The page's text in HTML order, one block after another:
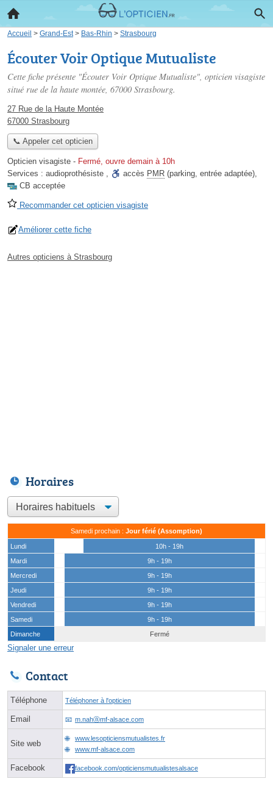
Accueil > Grand-Est> Bas-Rhin > Strasbourg
Écouter Voir Optique Mutualiste
Cette fiche présente "Écouter Voir Optique Mutualiste", opticien visagiste
situé rue de la haute montée, 67000 Strasbourg.
27 Rue de la Haute Montée
67000 Strasbourg
📞 Appeler cet opticien
Opticien visagiste - Fermé, ouvre demain à 10h
Services : audioprothésiste , accès PMR (parking, entrée adaptée),
CB acceptée
Recommander cet opticien visagiste
Améliorer cette fiche
Autres opticiens à Strasbourg
Horaires
Samedi prochain : Jour férié (Assomption)
Lundi
10h - 19h
Mardi
9h - 19h
Mercredi
9h - 19h
Jeudi
9h - 19h
Vendredi
9h - 19h
Samedi
9h - 19h
Dimanche
Fermé
Signaler une erreur
Contact
Téléphone Téléphoner à l'opticien
Email m.nahⓐmf-alsace.com
Site web
www.lesopticiensmutualistes.fr
www.mf-alsace.com
Facebook facebook.com/opticiensmutualistesalsace